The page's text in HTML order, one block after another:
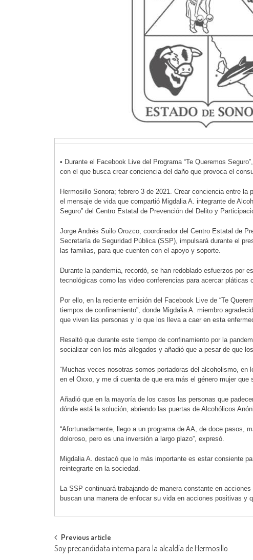
• Durante el Facebook Live del Programa “Te Queremos
con el que busca crear conciencia del daño que provoca el
Hermosillo Sonora; febrero 3 de 2021. Crear conciencia entre
el mensaje de vida que compartió Migdalia A. integrante de
Seguro” del Centro Estatal de Prevención del Delito y
Jorge Andrés Suilo Orozco, coordinador del Centro Estatal de
Secretaría de Seguridad Pública (SSP), impulsará durante el
las familias, para que cuenten con el apoyo y soporte.
Durante la pandemia, recordó, se han redoblado esfuerzos por
tecnológicas como las video conferencias para acercar pláticas
Por ello, en la reciente emisión del Facebook Live de “Te
tiempos de confinamiento”, donde Migdalia A. miembro
que viven las personas y lo que los lleva a caer en esta
Resaltó que durante este tiempo de confinamiento por la
socializar con los más allegados y añadió que a pesar de que
“Muchas veces nosotras somos portadoras del alcoholismo,
en el Oxxo, y me di cuenta de que era más el género mujer que
Añadió que en la mayoría de los casos las personas que
dónde está la solución, abriendo las puertas de Alcohólicos
“Afortunadamente, llego a un programa de AA, de doce pasos,
doloroso, pero es una inversión a largo plazo”, expresó.
Migdalia A. destacó que lo más importante es estar consiente
reintegrarte en la sociedad.
La SSP continuará trabajando de manera constante en
buscan una manera de enfocar su vida en acciones positivas y
Post
Previous article
Soy precandidata interna para la alcaldía de Hermosillo